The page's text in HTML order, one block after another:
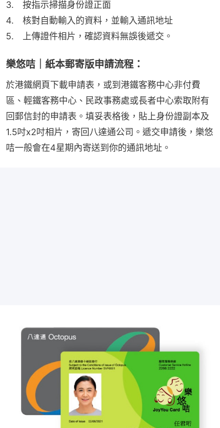
3.　按指示掃描身份證正面
4.　核對自動輸入的資料，並輸入通訊地址
5.　上傳證件相片，確認資料無誤後遞交。
樂悠咭｜紙本郵寄版申請流程：
於港鐵網頁下載申請表，或到港鐵客務中心非付費
區、輕鐵客務中心、民政事務處或長者中心索取附有
回郵信封的申請表。填妥表格後，貼上身份證副本及
1.5吋x2吋相片，寄回八達通公司。遞交申請後，樂悠
咭一般會在4星期內寄送到你的通訊地址。